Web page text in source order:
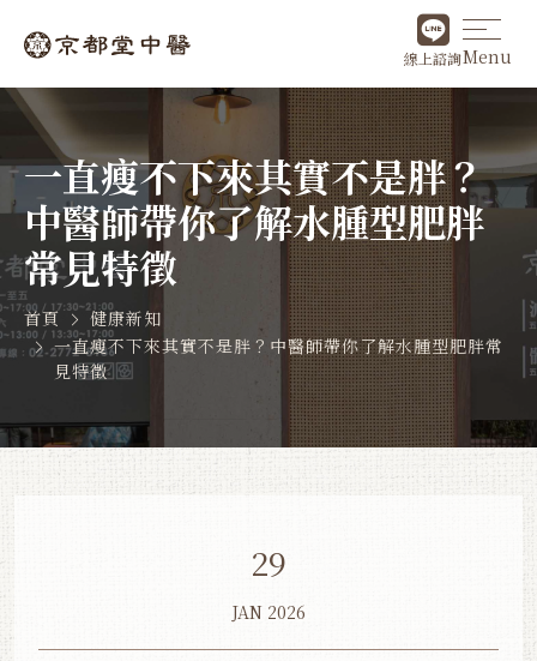
線上諮詢Menu
一直瘦不下來其實不是胖？
中醫師帶你了解水腫型肥胖
常見特徵
首頁
健康新知
一直瘦不下來其實不是胖？中醫師帶你了解水腫型肥胖常
見特徵
29
JAN 2026